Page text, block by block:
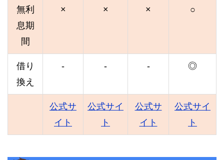
無利
息期
間
× × × ○
借り
換え
- - - ◎
公式サ
イト
公式サイ
ト
公式サ
イト
公式サイ
ト